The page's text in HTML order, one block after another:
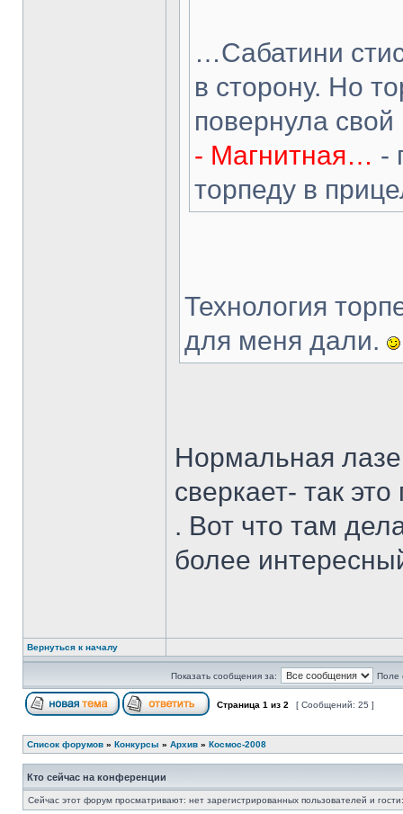
…Сабатини
в сторону. Но
повернула
- Магнитная… -
торпеду в
Технология
для меня дали.
Нормальная
сверкает- так
. Вот что там
более
Вернуться к началу
Показать сообщения за: Поле
Страница 1 из 2 [ Сообщений: 25 ]
Список форумов » Конкурсы » Архив » Космос-2008
Кто сейчас на конференции
Сейчас этот форум просматривают: нет зарегистрированных пользователей и